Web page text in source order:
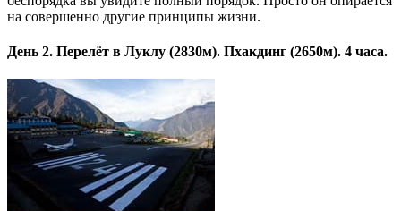
на совершенно другие принципы жизни.
День 2. Перелёт в Луклу (2830м). Пхакдинг (2650м). 4 часа.